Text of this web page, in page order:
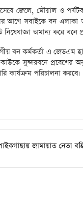
হিসেবে জেলে, মৌয়াল ও
আগে সবাইকে বন এলাকা
অমান্য করে
বন কর্মকর্তা এ জেডএম
সুন্দরবনে প্রবেশের
কার্যক্রম পরিচালনা করবে।
জামায়াত নেতা